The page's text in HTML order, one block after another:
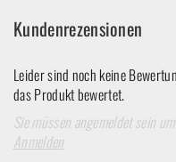
Kundenrezensionen
Leider sind noch keine
das Produkt bewertet.
Sie müssen angemeldet sein
Anmelden